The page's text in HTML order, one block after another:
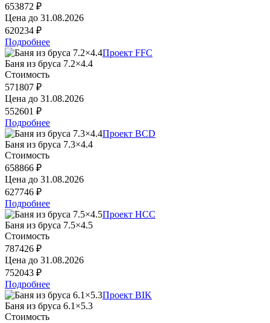
653872 ₽
Цена до 31.08.2026
620234 ₽
Подробнее
Проект FFC
Баня из бруса 7.2×4.4
Стоимость
571807 ₽
Цена до 31.08.2026
552601 ₽
Подробнее
Проект BCD
Баня из бруса 7.3×4.4
Стоимость
658866 ₽
Цена до 31.08.2026
627746 ₽
Подробнее
Проект HCC
Баня из бруса 7.5×4.5
Стоимость
787426 ₽
Цена до 31.08.2026
752043 ₽
Подробнее
Проект BIK
Баня из бруса 6.1×5.3
Стоимость